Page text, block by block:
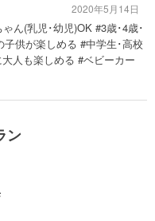
ん(乳児･幼児)OK #3歳･4歳･
供が楽しめる #中学生･高校
人も楽しめる #ベビーカー
2020年5月14日
ン